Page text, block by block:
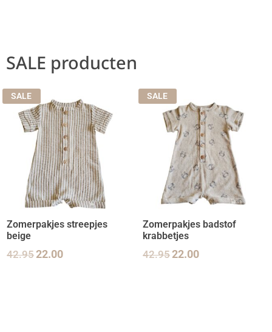
SALE producten
SALE
Zomerpakjes streepjes
beige
42.9522.00
SALE
Zomerpakjes badstof
krabbetjes
42.9522.00